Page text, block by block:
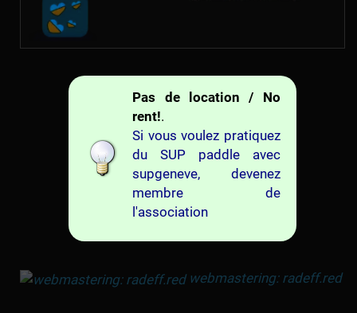
Pas de location / No
rent!.
Si vous voulez pratiquez
du SUP paddle avec
supgeneve, devenez
membre de
l'association
webmastering: radeff.red